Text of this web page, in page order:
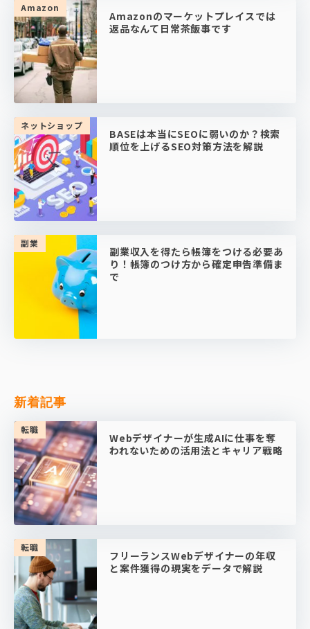
Amazon
Amazonのマーケットプレイスでは
返品なんて日常茶飯事です
ネットショップ
BASEは本当にSEOに弱いのか？検索
順位を上げるSEO対策方法を解説
副業
副業収入を得たら帳簿をつける必要あ
り！帳簿のつけ方から確定申告準備ま
で
新着記事
転職
Webデザイナーが生成AIに仕事を奪
われないための活用法とキャリア戦略
転職
フリーランスWebデザイナーの年収
と案件獲得の現実をデータで解説